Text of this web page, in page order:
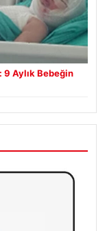
9 Aylık Bebeğin